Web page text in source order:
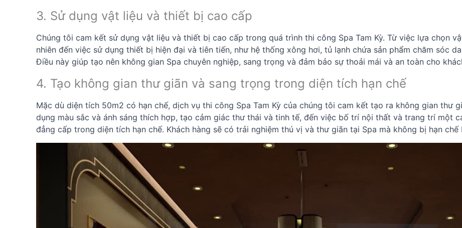
3. Sử dụng vật liệu và thiết bị cao cấp
Chúng tôi cam kết sử dụng vật liệu và thiết bị cao cấp trong quá trình thi công Spa Tam Kỳ. Từ việc lựa chọn
nhiên đến việc sử dụng thiết bị hiện đại và tiên tiến, như hệ thống xông hơi, tủ lạnh chứa sản phẩm chăm sóc
Điều này giúp tạo nên không gian Spa chuyên nghiệp, sang trọng và đảm bảo sự thoải mái và an toàn cho
4. Tạo không gian thư giãn và sang trọng trong diện tích hạn chế
Mặc dù diện tích 50m2 có hạn chế, dịch vụ thi công Spa Tam Kỳ của chúng tôi cam kết tạo ra không gian thư
dụng màu sắc và ánh sáng thích hợp, tạo cảm giác thư thái và tinh tế, đến việc bố trí nội thất và trang trí một
đẳng cấp trong diện tích hạn chế. Khách hàng sẽ có trải nghiệm thú vị và thư giãn tại Spa mà không bị hạn chế